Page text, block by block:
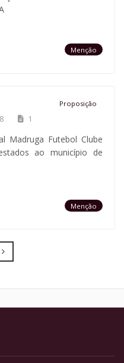
Menção
Proposição
1
Madruga Futebol Clube
ao município de
Menção
Next